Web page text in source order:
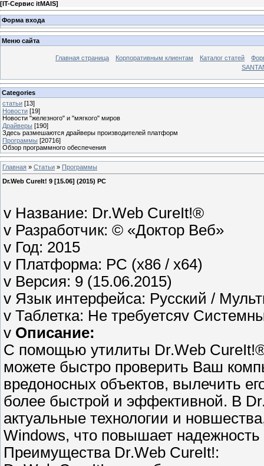
[IT-Сервис itMAIS]
Форма входа
Меню сайта
Главная страница Корпоративным клиентам Каталог статей
Categories
статьи [13]
Новости [19]
Новости "железного" и "мягкого" миров
Драйверы [190]
Здесь размешаются драйверы производителей платформ
Программы [20716]
Обзор программного обеспечения
Главная » Статьи » Программы
Dr.Web CureIt! 9 [15.06] (2015) PC
v Название: Dr.Web CureIt!®
v Разработчик: © «Доктор Веб»
v Год: 2015
v Платформа: PC (x86 / x64)
v Версия: 9 (15.06.2015)
v Язык интерфейса: Русский /
v Таблетка: Не требуетсяv
v Описание:
С помощью утилиты Dr.Web
можете быстро проверить Ваш
вредоносных объектов, вылечить
более быстрой и эффективной. В
актуальные технологии и
Windows, что повышает
Преимущества Dr.Web CureIt!: